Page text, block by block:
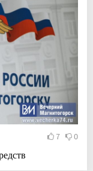
7 0